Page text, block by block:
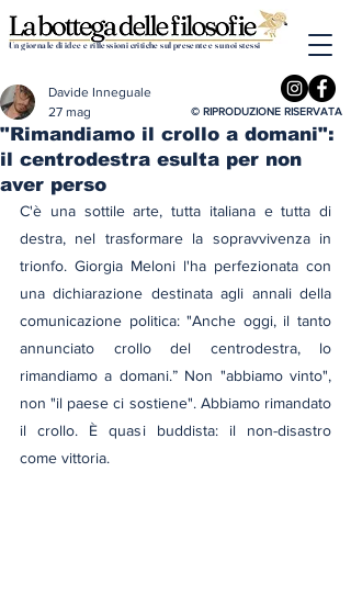
Un giornale di idee e riflessioni critiche sul presente e su noi stessi
"Rimandiamo il crollo a domani":
il centrodestra esulta per non
aver perso
Davide Inneguale
27 mag
C'è una sottile arte, tutta italiana e tutta di
destra, nel trasformare la sopravvivenza in
trionfo. Giorgia Meloni l'ha perfezionata con
una dichiarazione destinata agli annali della
comunicazione politica: "Anche oggi, il tanto
annunciato crollo del centrodestra, lo
rimandiamo a domani.” Non "abbiamo vinto",
non "il paese ci sostiene". Abbiamo rimandato
il crollo. È quasi buddista: il non-disastro
come vittoria.
© RIPRODUZIONE RISERVATA